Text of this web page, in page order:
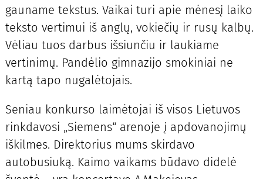
gauname tekstus. Vaikai turi apie mėnesį laiko
teksto vertimui iš anglų, vokiečių ir rusų kalbų.
Vėliau tuos darbus išsiunčiu ir laukiame
vertinimų. Pandėlio gimnazijo smokiniai ne
kartą tapo nugalėtojais.
Seniau konkurso laimėtojai iš visos Lietuvos
rinkdavosi „Siemens“ arenoje į apdovanojimų
iškilmes. Direktorius mums skirdavo
autobusiuką. Kaimo vaikams būdavo didelė